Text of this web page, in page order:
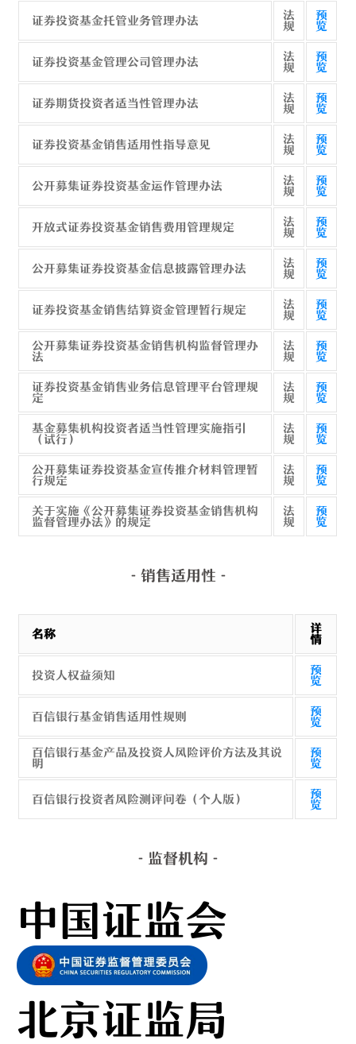
证券投资基金托管业务管理办法 法
规
预
览
证券投资基金管理公司管理办法 法
规
预
览
证券期货投资者适当性管理办法 法
规
预
览
证券投资基金销售适用性指导意见 法
规
预
览
公开募集证券投资基金运作管理办法 法
规
预
览
开放式证券投资基金销售费用管理规定 法
规
预
览
公开募集证券投资基金信息披露管理办法 法
规
预
览
证券投资基金销售结算资金管理暂行规定 法
规
预
览
公开募集证券投资基金销售机构监督管理办
法
法
规
预
览
证券投资基金销售业务信息管理平台管理规
定
法
规
预
览
基金募集机构投资者适当性管理实施指引
（试行）
法
规
预
览
公开募集证券投资基金宣传推介材料管理暂
行规定
法
规
预
览
关于实施《公开募集证券投资基金销售机构
监督管理办法》的规定
法
规
预
览
- 销售适用性 -
名称 详
情
投资人权益须知 预
览
百信银行基金销售适用性规则 预
览
百信银行基金产品及投资人风险评价方法及其说
明
预
览
百信银行投资者风险测评问卷（个人版） 预
览
- 监督机构 -
中国证监会
北京证监局